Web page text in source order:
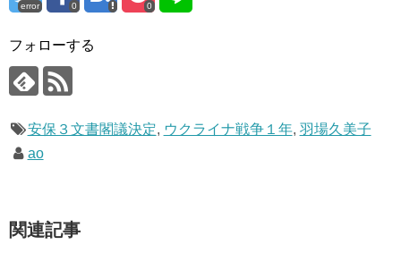
error 0 0
フォローする
安保３文書閣議決定, ウクライナ戦争１年, 羽場久美子
ao
関連記事